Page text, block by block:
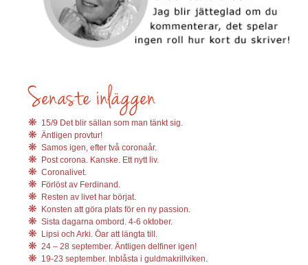
15/9 Det blir sällan som man tänkt sig.
Äntligen provtur!
Samos igen, efter två coronaår.
Post corona. Kanske. Ett nytt liv.
Coronalivet.
Förlöst av Ferdinand.
Resten av livet har börjat.
Konsten att göra plats för en ny passion.
Sista dagarna ombord. 4-6 oktober.
Lipsi och Arki. Öar att längta till.
24 – 28 september. Äntligen delfiner igen!
19-23 september. Inblåsta i guldmakrillviken.